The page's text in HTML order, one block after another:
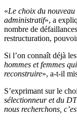
«Le choix du
administratif», a
nombre de
restructuration,
Si l’on connaît déjà
hommes et femmes
reconstruire», a-t-il
S’exprimant sur le
sélectionneur et du
nous recherchons,